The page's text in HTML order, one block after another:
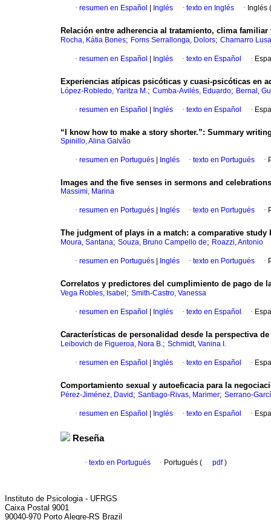
· resumen en Español Inglés · texto en Inglés · Inglés
Relación entre adherencia al tratamiento, clima
Rocha, Kátia Bones; Forns Serrallonga, Dolors; Chamarro
· resumen en Español Inglés · texto en Español ·
Experiencias atípicas psicóticas y cuasi-psicóticas en
López-Robledo, Yaritza M.; Cumba-Avilés, Eduardo; Bernal,
· resumen en Español Inglés · texto en Español ·
“I know how to make a story shorter.”: Summary
Spinillo, Alina Galvão
· resumen en Portugués Inglés · texto en Portugués ·
Images and the five senses in sermons and
Massimi, Marina
· resumen en Portugués Inglés · texto en Portugués ·
The judgment of plays in a match: a comparative study
Moura, Santana; Souza, Bruno Campello de; Roazzi, Antonio
· resumen en Portugués Inglés · texto en Portugués ·
Correlatos y predictores del cumplimiento de pago de
Vega Robles, Isabel ; Smith-Castro, Vanessa
· resumen en Español Inglés · texto en Español ·
Características de personalidad desde la perspectiva
Leibovich de Figueroa, Nora B.; Schmidt, Vanina I.
· resumen en Español Inglés · texto en Español ·
Comportamiento sexual y autoeficacia para la
Pérez-Jiménez, David ; Santiago-Rivas, Marimer; Serrano-
· resumen en Español Inglés · texto en Español ·
Reseña
· texto en Portugués · Portugués ( pdf)
Instituto de Psicologia - UFRGS
Caixa Postal 9001
90040-970 Porto Alegre-RS Brazil